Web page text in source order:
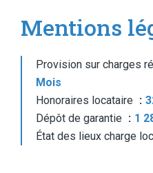
Mentions
Provision sur charges
Mois
Honoraires locataire
Dépôt de garantie
1
État des lieux charge